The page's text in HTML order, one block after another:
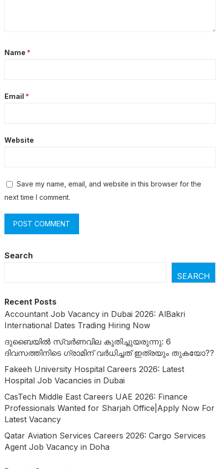
Name *
Email *
Website
Save my name, email, and website in this browser for the
next time I comment.
Search
SEARCH
Recent Posts
Accountant Job Vacancy in Dubai 2026: AlBakri
International Dates Trading Hiring Now
ദുബൈയിൽ സ്വർണവില കുതിച്ചുയരുന്നു: 6
ദിവസത്തിനിടെ ഗ്രാമിന് വർധിച്ചത് ഇത്രയും തുകയോ??
Fakeeh University Hospital Careers 2026: Latest
Hospital Job Vacancies in Dubai
CasTech Middle East Careers UAE 2026: Finance
Professionals Wanted for Sharjah Office|Apply Now For
Latest Vacancy
Qatar Aviation Services Careers 2026: Cargo Services
Agent Job Vacancy in Doha